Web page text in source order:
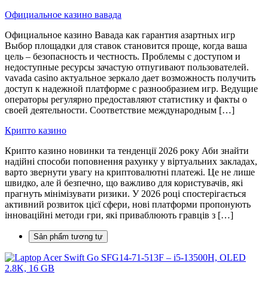
Официальное казино вавада
Официальное казино Вавада как гарантия азартных игр
Выбор площадки для ставок становится проще, когда ваша
цель – безопасность и честность. Проблемы с доступом и
недоступные ресурсы зачастую отпугивают пользователей.
vavada casino актуальное зеркало дает возможность получить
доступ к надежной платформе с разнообразием игр. Ведущие
операторы регулярно предоставляют статистику и факты о
своей деятельности. Соответствие международным […]
Крипто казино
Крипто казино новинки та тенденції 2026 року Аби знайти
надійні способи поповнення рахунку у віртуальних закладах,
варто звернути увагу на криптовалютні платежі. Це не лише
швидко, але й безпечно, що важливо для користувачів, які
прагнуть мінімізувати ризики. У 2026 році спостерігається
активний розвиток цієї сфери, нові платформи пропонують
інноваційні методи гри, які приваблюють гравців з […]
Sản phẩm tương tự